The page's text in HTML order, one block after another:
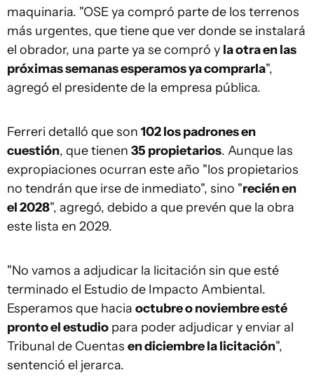
maquinaria. "OSE ya compró parte de los terrenos
más urgentes, que tiene que ver donde se instalará
el obrador, una parte ya se compró y la otra en las
próximas semanas esperamos ya comprarla",
agregó el presidente de la empresa pública.
Ferreri detalló que son 102 los padrones en
cuestión, que tienen 35 propietarios. Aunque las
expropiaciones ocurran este año "los propietarios
no tendrán que irse de inmediato", sino "recién en
el 2028", agregó, debido a que prevén que la obra
este lista en 2029.
"No vamos a adjudicar la licitación sin que esté
terminado el Estudio de Impacto Ambiental.
Esperamos que hacia octubre o noviembre esté
pronto el estudio para poder adjudicar y enviar al
Tribunal de Cuentas en diciembre la licitación",
sentenció el jerarca.